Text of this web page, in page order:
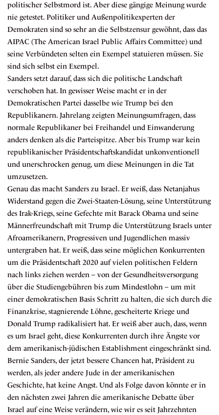
politischer Selbstmord ist. Aber diese gängige Meinung wurde
nie getestet. Politiker und Außenpolitikexperten der
Demokraten sind so sehr an die Selbstzensur gewöhnt, dass das
AIPAC (The American Israel Public Affairs Committee) und
seine Verbündeten selten ein Exempel statuieren müssen. Sie
sind sich selbst ein Exempel.
Sanders setzt darauf, dass sich die politische Landschaft
verschoben hat. In gewisser Weise macht er in der
Demokratischen Partei dasselbe wie Trump bei den
Republikanern. Jahrelang zeigten Meinungsumfragen, dass
normale Republikaner bei Freihandel und Einwanderung
anders denken als die Parteispitze. Aber bis Trump war kein
republikanischer Präsidentschaftskandidat unkonventionell
und unerschrocken genug, um diese Meinungen in die Tat
umzusetzen.
Genau das macht Sanders zu Israel. Er weiß, dass Netanjahus
Widerstand gegen die Zwei-Staaten-Lösung, seine Unterstützung
des Irak-Kriegs, seine Gefechte mit Barack Obama und seine
Männerfreundschaft mit Trump die Unterstützung Israels unter
Afroamerikanern, Progressiven und Jugendlichen massiv
untergraben hat. Er weiß, dass seine möglichen Konkurrenten
um die Präsidentschaft 2020 auf vielen politischen Feldern
nach links ziehen werden – von der Gesundheitsversorgung
über die Studiengebühren bis zum Mindestlohn – um mit
einer demokratischen Basis Schritt zu halten, die sich durch die
Finanzkrise, stagnierende Löhne, gescheiterte Kriege und
Donald Trump radikalisiert hat. Er weiß aber auch, dass, wenn
es um Israel geht, diese Konkurrenten durch ihre Ängste vor
dem amerikanisch-jüdischen Establishment eingeschränkt sind.
Bernie Sanders, der jetzt bessere Chancen hat, Präsident zu
werden, als jeder andere Jude in der amerikanischen
Geschichte, hat keine Angst. Und als Folge davon könnte er in
den nächsten zwei Jahren die amerikanische Debatte über
Israel auf eine Weise verändern, wie wir es seit Jahrzehnten